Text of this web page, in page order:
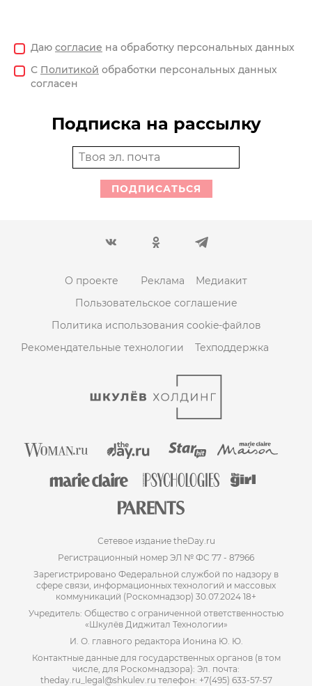
Даю согласие на обработку персональных данных
С Политикой обработки персональных данных
согласен
Подписка на рассылку
ПОДПИСАТЬСЯ
О проекте Реклама
Медиакит
Пользовательское соглашение
Политика использования cookie-файлов
Рекомендательные технологии
Техподдержка
Сетевое издание theDay.ru
Регистрационный номер ЭЛ № ФС 77 - 87966
Зарегистрировано Федеральной службой по надзору в
сфере связи, информационных технологий и массовых
коммуникаций (Роскомнадзор) 30.07.2024 18+
Учредитель: Общество с ограниченной ответственностью
«Шкулёв Диджитал Технологии»
И. О. главного редактора Ионина Ю. Ю.
Контактные данные для государственных органов (в том
числе, для Роскомнадзора): Эл. почта:
theday.ru_legal@shkulev.ru телефон: +7(495) 633-57-57